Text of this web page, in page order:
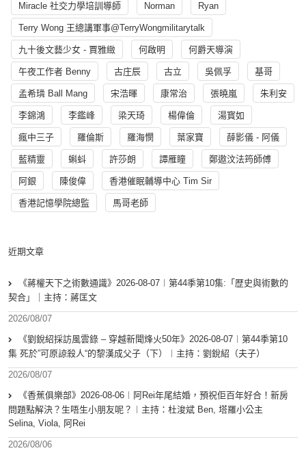
Miracle 社交力學培訓導師 Norman Ryan
Terry Wong 王總講軍事@TerryWongmilitarytalk
九十後文藝少女 - 賈雅緻 何啟明 何爵天導演
午夜工作者 Benny 古庄辰 古立 吳佩孚 基哥
孟希璘 Ball Mang 宋浩暉 康常治 張曉嵐 朱利安
李錦鴻 李鑑峰 梁天琦 楊偉倫 湯寳如
瘋中三子 羅倫斯 羅海憫 葉家寶 薛影儀 - 阿儀
藍精靈 蝌蚪 許莎朗 譚雁瞳 鄭遨汶法筠師傅
阿銀 陳俊偉 香港催眠輔導中心 Tim Sir
香港記憶學院總監 馬哥老師
近期文章
《蔣權天下之術數通識》2026-08-07︱第44季第10集:「歴史與術數的
契合」｜主持：蔣匡文
2026/08/07
《劉銳紹採訪風雲錄 – 穿越新聞烽火50年》2026-08-07︱第44季第10
集 死於”可原諒殺人“的黎漢成父子（下）︱主持：劉銳紹（夫子）
2026/08/07
《香蕉俱樂部》2026-08-06︱阿Rei年尾結婚，預祝佢百年好合！新房
問題點解決？生唔生小朋友呢？︱主持：杜浚斌 Ben, 塔羅小公主
Selina, Viola, 阿Rei
2026/08/06